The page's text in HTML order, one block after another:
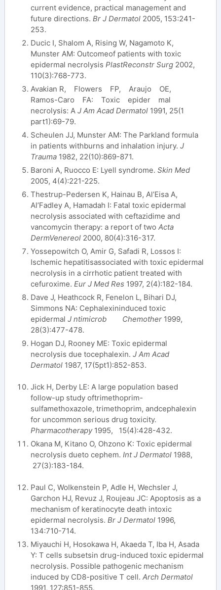
current evidence, practical management and
future directions. Br J Dermatol 2005, 153:241-
253.
Ducic I, Shalom A, Rising W, Nagamoto K,
Munster AM: Outcomeof patients with toxic
epidermal necrolysis PlastReconstr Surg 2002,
110(3):768-773.
Avakian R, Flowers FP, Araujo OE,
Ramos-Caro FA: Toxic epider mal
necrolysis: A J Am Acad Dermatol 1991, 25(1
part1):69-79.
Scheulen JJ, Munster AM: The Parkland formula
in patients withburns and inhalation injury. J
Trauma 1982, 22(10):869-871.
Baroni A, Ruocco E: Lyell syndrome. Skin Med
2005, 4(4):221-225.
Thestrup-Pedersen K, Hainau B, Al’Eisa A,
Al’Fadley A, Hamadah I: Fatal toxic epidermal
necrolysis associated with ceftazidime and
vancomycin therapy: a report of two Acta
DermVenereol 2000, 80(4):316-317.
Yossepowitch O, Amir G, Safadi R, Lossos I:
Ischemic hepatitisassociated with toxic epidermal
necrolysis in a cirrhotic patient treated with
cefuroxime. Eur J Med Res 1997, 2(4):182-184.
Dave J, Heathcock R, Fenelon L, Bihari DJ,
Simmons NA: Cephalexininduced toxic
epidermal J ntimicrob Chemother 1999,
28(3):477-478.
Hogan DJ, Rooney ME: Toxic epidermal
necrolysis due tocephalexin. J Am Acad
Dermatol 1987, 17(5pt1):852-853.
Jick H, Derby LE: A large population based
follow-up study oftrimethoprim-
sulfamethoxazole, trimethoprim, andcephalexin
for uncommon serious drug toxicity.
Pharmacotherapy 1995, 15(4):428-432.
Okana M, Kitano O, Ohzono K: Toxic epidermal
necrolysis dueto cephem. Int J Dermatol 1988,
27(3):183-184.
Paul C, Wolkenstein P, Adle H, Wechsler J,
Garchon HJ, Revuz J, Roujeau JC: Apoptosis as a
mechanism of keratinocyte death intoxic
epidermal necrolysis. Br J Dermatol 1996,
134:710-714.
Miyauchi H, Hosokawa H, Akaeda T, Iba H, Asada
Y: T cells subsetsin drug-induced toxic epidermal
necrolysis. Possible pathogenic mechanism
induced by CD8-positive T cell. Arch Dermatol
1991, 127:851-855.